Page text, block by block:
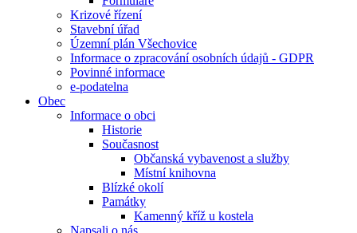
Krizové řízení
Stavební úřad
Územní plán Všechovice
Informace o zpracování osobních údajů - GDPR
Povinné informace
e-podatelna
Obec
Informace o obci
Historie
Současnost
Občanská vybavenost a služby
Místní knihovna
Blízké okolí
Památky
Kamenný kříž u kostela
Napsali o nás